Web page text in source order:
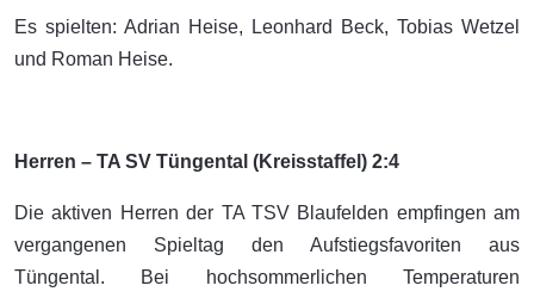
Es spielten: Adrian Heise, Leonhard Beck, Tobias Wetzel
und Roman Heise.
Herren – TA SV Tüngental (Kreisstaffel) 2:4
Die aktiven Herren der TA TSV Blaufelden empfingen am
vergangenen Spieltag den Aufstiegsfavoriten aus
Tüngental. Bei hochsommerlichen Temperaturen